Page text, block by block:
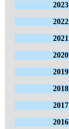
2023
2022
2021
2020
2019
2018
2017
2016